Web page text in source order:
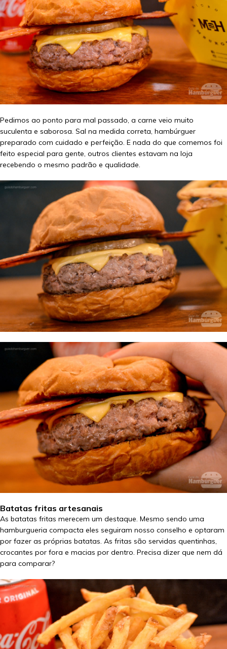
Pedimos ao ponto para mal passado, a carne veio muito
suculenta e saborosa. Sal na medida correta, hambúrguer
preparado com cuidado e perfeição. E nada do que comemos foi
feito especial para gente, outros clientes estavam na loja
recebendo o mesmo padrão e qualidade.
Batatas fritas artesanais
As batatas fritas merecem um destaque. Mesmo sendo uma
hamburgueria compacta eles seguiram nosso conselho e optaram
por fazer as próprias batatas. As fritas são servidas quentinhas,
crocantes por fora e macias por dentro. Precisa dizer que nem dá
para comparar?